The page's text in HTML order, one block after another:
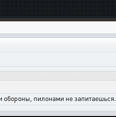
обороны, пилонами не запитаешься.